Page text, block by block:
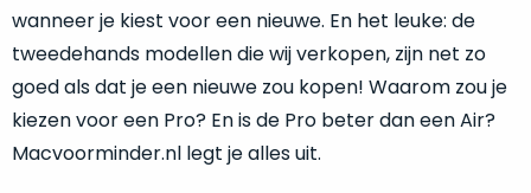
wanneer je kiest voor een nieuwe. En het leuke: de
tweedehands modellen die wij verkopen, zijn net zo
goed als dat je een nieuwe zou kopen! Waarom zou je
kiezen voor een Pro? En is de Pro beter dan een Air?
Macvoorminder.nl legt je alles uit.
voor
minder.
Zo
geniet
je